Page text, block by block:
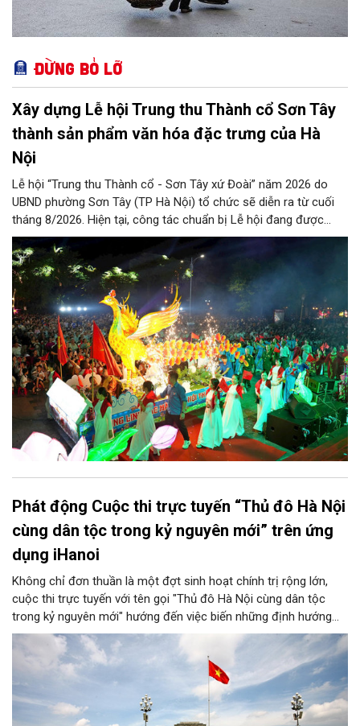
Đừng bỏ lỡ
Xây dựng Lễ hội Trung thu Thành cổ Sơn Tây
thành sản phẩm văn hóa đặc trưng của Hà
Nội
Lễ hội “Trung thu Thành cổ - Sơn Tây xứ Đoài” năm 2026 do
UBND phường Sơn Tây (TP Hà Nội) tổ chức sẽ diễn ra từ cuối
tháng 8/2026. Hiện tại, công tác chuẩn bị Lễ hội đang được
chính quyền phường Sơn Tây cùng các phòng, ban, ngành, đơn
vị và 25 tổ dân phố khẩn trương triển khai, tạo khí thế sôi nổi,
sẵn sàng mang đến cho Nhân dân và du khách một mùa Trung
thu quy mô, đặc sắc và giàu bản sắc văn hóa xứ Đoài.
Phát động Cuộc thi trực tuyến “Thủ đô Hà Nội
cùng dân tộc trong kỷ nguyên mới” trên ứng
dụng iHanoi
Không chỉ đơn thuần là một đợt sinh hoạt chính trị rộng lớn,
cuộc thi trực tuyến với tên gọi "Thủ đô Hà Nội cùng dân tộc
trong kỷ nguyên mới" hướng đến việc biến những định hướng
chiến lược trong Nghị quyết số 02-NQ/TW của Bộ Chính trị
thành niềm tin, thành nhận thức chung của mỗi người dân.